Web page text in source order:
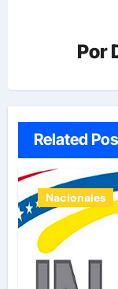
Por
Related
Nacionales